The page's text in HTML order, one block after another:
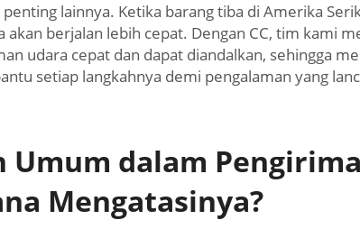
lainnya. Ketika barang tiba di Amerika
berjalan lebih cepat. Dengan CC, tim kami
udara cepat dan dapat diandalkan, sehingga
setiap langkahnya demi pengalaman yang
Umum dalam
Mengatasinya?